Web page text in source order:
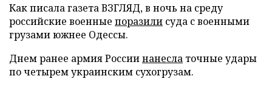
Как писала газета ВЗГЛЯД, в ночь на среду
российские военные поразили суда с военными
грузами южнее Одессы.
Днем ранее армия Россиинанесла точные удары
по четырем украинским сухогрузам.